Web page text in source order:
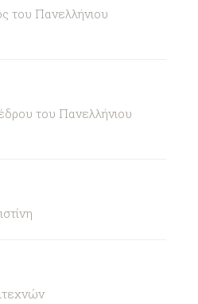
Πανελλήνιου
του Πανελλήνιου